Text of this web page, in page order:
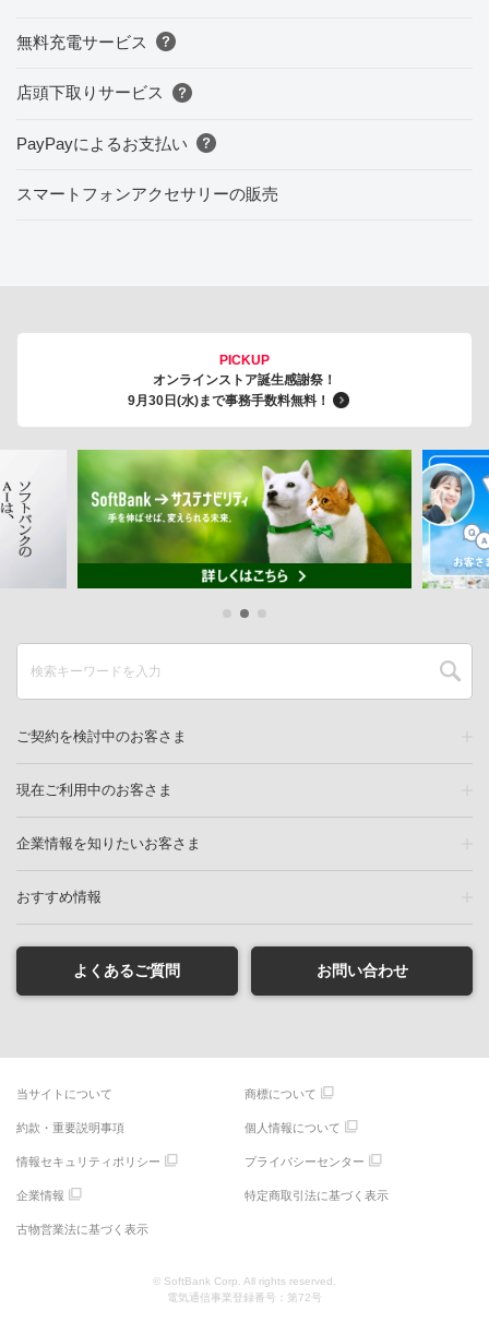
無料充電サービス
店頭下取りサービス
PayPayによるお支払い
スマートフォンアクセサリーの販売
PICKUP
オンラインストア誕生感謝祭！
9月30日(水)まで事務手数料無料！
ご契約を検討中のお客さま
現在ご利用中のお客さま
企業情報を知りたいお客さま
おすすめ情報
よくあるご質問 お問い合わせ
当サイトについて 商標について
約款・重要説明事項 個人情報について
情報セキュリティポリシー プライバシーセンター
企業情報 特定商取引法に基づく表示
古物営業法に基づく表示
© SoftBank Corp. All rights reserved.
電気通信事業登録番号：第72号